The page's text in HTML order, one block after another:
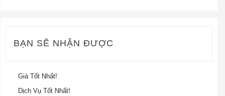
BẠN SẼ NHẬN ĐƯỢC
Giá Tốt Nhất!
Dịch Vụ Tốt Nhất!